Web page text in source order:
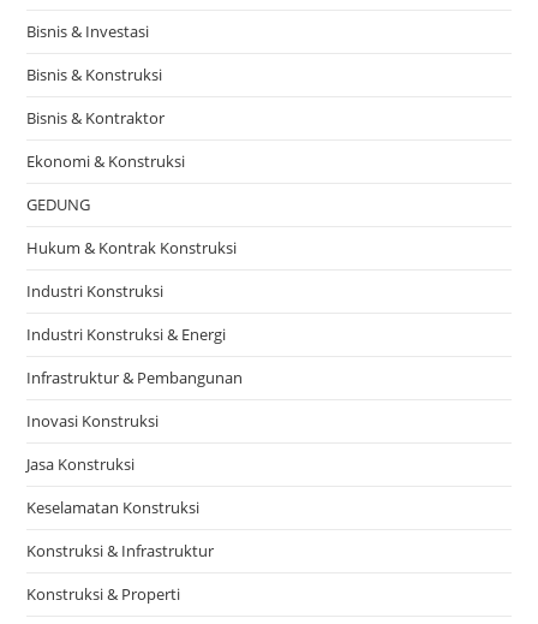
Bisnis & Investasi
Bisnis & Konstruksi
Bisnis & Kontraktor
Ekonomi & Konstruksi
GEDUNG
Hukum & Kontrak Konstruksi
Industri Konstruksi
Industri Konstruksi & Energi
Infrastruktur & Pembangunan
Inovasi Konstruksi
Jasa Konstruksi
Keselamatan Konstruksi
Konstruksi & Infrastruktur
Konstruksi & Properti